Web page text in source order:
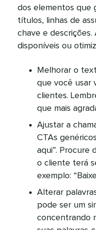
dos elementos que
títulos, linhas de
chave e descrições.
disponíveis ou
Melhorar o
que você usar
clientes.
que mais
Ajustar a
CTAs
aqui”. Procure
o cliente terá
exemplo:
Alterar
pode ser um
concentrando